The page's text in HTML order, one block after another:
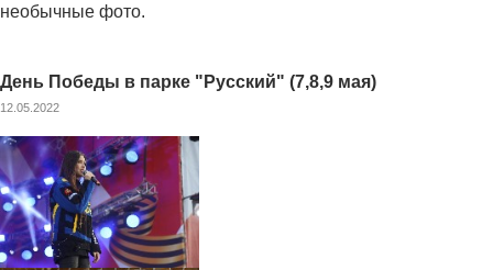
необычные фото.
День Победы в парке "Русский" (7,8,9 мая)
12.05.2022